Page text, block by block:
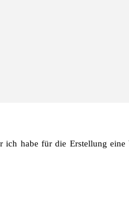
habe für die Erstellung eine